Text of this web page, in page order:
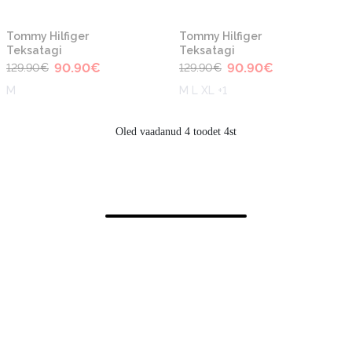
-30%
Tommy Hilfiger
Teksatagi
129.90€ 90.90€
M
-30%
Tommy Hilfiger
Teksatagi
129.90€ 90.90€
M L XL +1
Oled vaadanud 4 toodet 4st